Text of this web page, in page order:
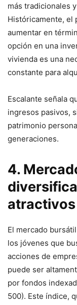
más tradicionales
Históricamente, el
aumentar en
opción en una
vivienda es una
constante para
Escalante señala
ingresos pasivos,
patrimonio
generaciones.
4.
atractivos
El mercado
los jóvenes que
acciones de
puede ser
por fondos
500). Este índice,